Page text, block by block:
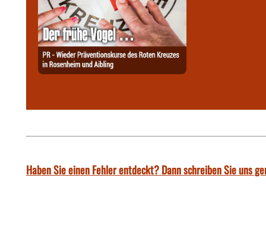
Haben Sie einen Fehler entdeckt? Dann schreiben Sie uns